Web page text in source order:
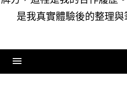
是我真實體驗後的整理